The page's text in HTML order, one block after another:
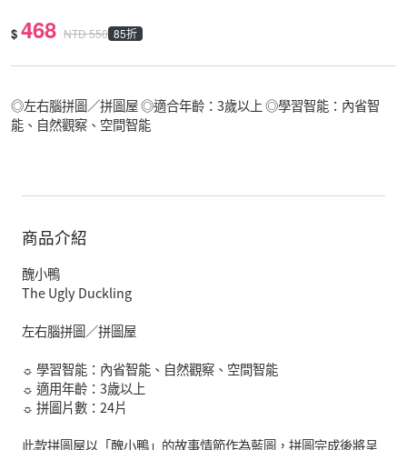
$ 468 NTD550 85折
◎左右腦拼圖／拼圖屋 ◎適合年齡：3歲以上 ◎學習智能：內省智
能、自然觀察、空間智能
商品介紹
醜小鴨
The Ugly Duckling
左右腦拼圖／拼圖屋
☼ 學習智能：內省智能、自然觀察、空間智能
☼ 適用年齡：3歲以上
☼ 拼圖片數：24片
此款拼圖屋以「醜小鴨」的故事情節作為藍圖，拼圖完成後將呈